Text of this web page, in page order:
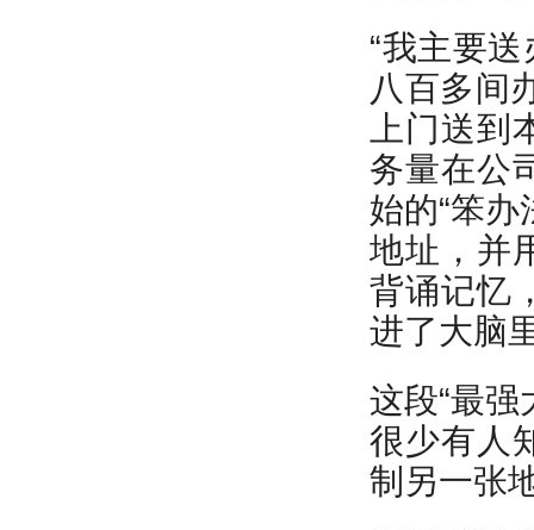
“我主要
八百多间
上门送
务量在公
始的“笨
地址，并
背诵记忆
进了大脑
这段“最
很少有人
制另一张